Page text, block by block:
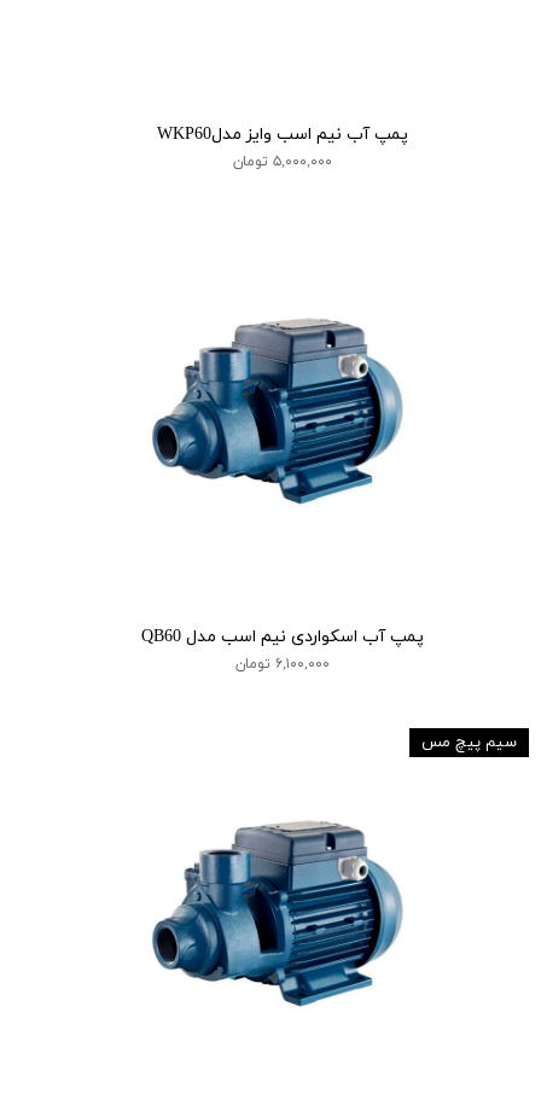
پمپ آب نیم اسب وایز مدلWKP60
۵,۰۰۰,۰۰۰ تومان
پمپ آب اسکواردی نیم اسب مدل QB60
۶,۱۰۰,۰۰۰ تومان
سیم پیچ مس